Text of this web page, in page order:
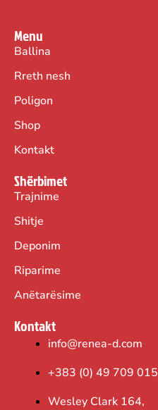
Menu
Ballina
Rreth nesh
Poligon
Shop
Kontakt
Shërbimet
Trajnime
Shitje
Deponim
Riparime
Anëtarësime
Kontakt
info@renea-d.com
+383 (0) 49 709 015
Wesley Clark 164,